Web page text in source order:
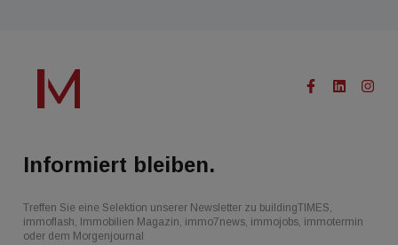
Informiert bleiben.
Treffen Sie eine Selektion unserer Newsletter zu buildingTIMES,
immoflash, Immobilien Magazin, immo7news, immojobs, immotermin
oder dem Morgenjournal